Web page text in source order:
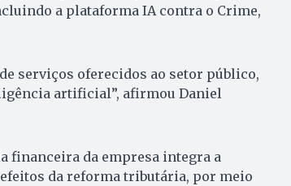
a plataforma IA contra o Crime,
serviços oferecidos ao setor público,
artificial”, afirmou Daniel
financeira da empresa integra a
da reforma tributária, por meio